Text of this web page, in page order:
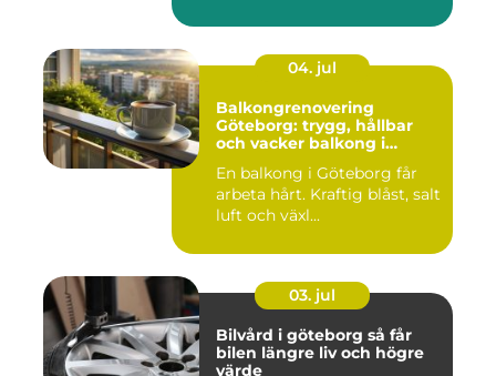
04. jul
Balkongrenovering
Göteborg: trygg, hållbar
och vacker balkong i
En balkong i Göteborg får
arbeta hårt. Kraftig blåst, salt
luft och växl...
03. jul
Bilvård i göteborg så får
bilen längre liv och högre
värde